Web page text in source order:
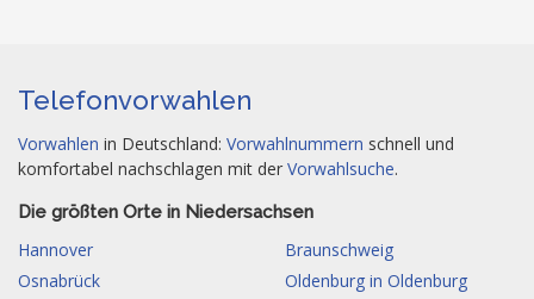
Telefonvorwahlen
Vorwahlen in Deutschland: Vorwahlnummern schnell und
komfortabel nachschlagen mit der Vorwahlsuche.
Die größten Orte in Niedersachsen
Hannover
Braunschweig
Osnabrück
Oldenburg in Oldenburg